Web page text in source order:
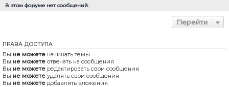
В этом форуме нет сообщений.
Перейти
ПРАВА ДОСТУПА
Вы не можете начинать темы
Вы не можете отвечать на сообщения
Вы не можете редактировать свои сообщения
Вы не можете удалять свои сообщения
Вы не можете добавлять вложения